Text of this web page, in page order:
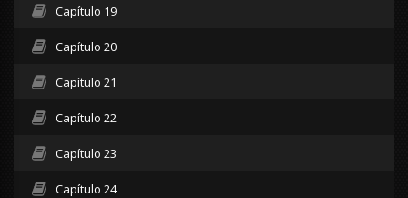
Capítulo 19
Capítulo 20
Capítulo 21
Capítulo 22
Capítulo 23
Capítulo 24